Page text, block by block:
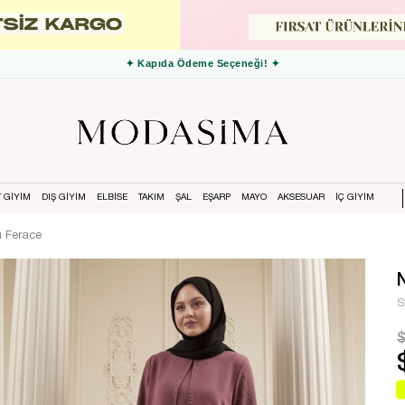
✦ 3000 TL ve Üzeri Ücretsiz Kargo ✦
GİYİM DIŞ GİYİM ELBİSE TAKIM ŞAL EŞARP MAYO AKSESUAR İÇ GİYİM
Ferace